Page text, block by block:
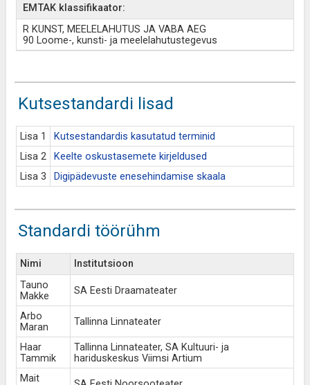
EMTAK klassifikaator:
R KUNST, MEELELAHUTUS JA VABA AEG
90 Loome-, kunsti- ja meelelahutustegevus
Kutsestandardi lisad
Lisa 1
Kutsestandardis kasutatud terminid
Lisa 2
Keelte oskustasemete kirjeldused
Lisa 3
Digipädevuste enesehindamise skaala
Standardi töörühm
Nimi
Institutsioon
Tauno
Makke
SA Eesti Draamateater
Arbo
Maran
Tallinna Linnateater
Haar
Tammik
Tallinna Linnateater, SA Kultuuri- ja
hariduskeskus Viimsi Artium
Mait